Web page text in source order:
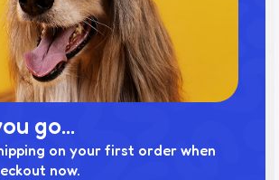
go...
on your first order when
now.